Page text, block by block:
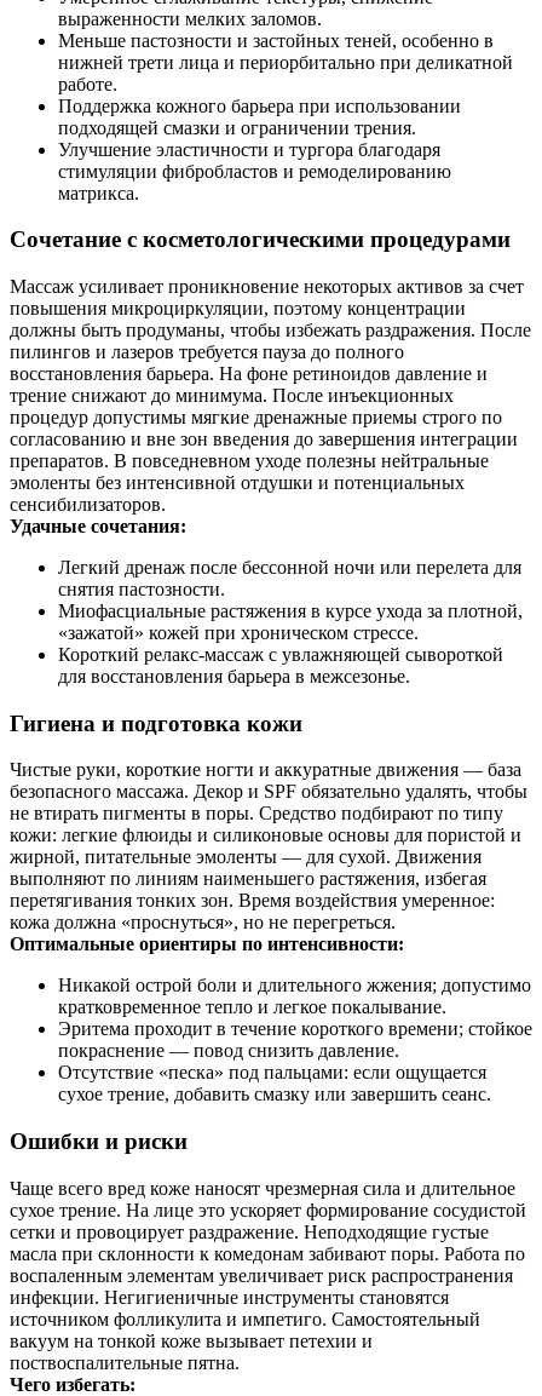
выраженности мелких заломов.
Меньше пастозности и застойных теней, особенно в
нижней трети лица и периорбитально при деликатной
работе.
Поддержка кожного барьера при использовании
подходящей смазки и ограничении трения.
Улучшение эластичности и тургора благодаря
стимуляции фибробластов и ремоделированию
матрикса.
Сочетание с косметологическими процедурами
Массаж усиливает проникновение некоторых активов за счет
повышения микроциркуляции, поэтому концентрации
должны быть продуманы, чтобы избежать раздражения. После
пилингов и лазеров требуется пауза до полного
восстановления барьера. На фоне ретиноидов давление и
трение снижают до минимума. После инъекционных
процедур допустимы мягкие дренажные приемы строго по
согласованию и вне зон введения до завершения интеграции
препаратов. В повседневном уходе полезны нейтральные
эмоленты без интенсивной отдушки и потенциальных
сенсибилизаторов.
Удачные сочетания:
Легкий дренаж после бессонной ночи или перелета для
снятия пастозности.
Миофасциальные растяжения в курсе ухода за плотной,
«зажатой» кожей при хроническом стрессе.
Короткий релакс‑массаж с увлажняющей сывороткой
для восстановления барьера в межсезонье.
Гигиена и подготовка кожи
Чистые руки, короткие ногти и аккуратные движения — база
безопасного массажа. Декор и SPF обязательно удалять, чтобы
не втирать пигменты в поры. Средство подбирают по типу
кожи: легкие флюиды и силиконовые основы для пористой и
жирной, питательные эмоленты — для сухой. Движения
выполняют по линиям наименьшего растяжения, избегая
перетягивания тонких зон. Время воздействия умеренное:
кожа должна «проснуться», но не перегреться.
Оптимальные ориентиры по интенсивности:
Никакой острой боли и длительного жжения; допустимо
кратковременное тепло и легкое покалывание.
Эритема проходит в течение короткого времени; стойкое
покраснение — повод снизить давление.
Отсутствие «песка» под пальцами: если ощущается
сухое трение, добавить смазку или завершить сеанс.
Ошибки и риски
Чаще всего вред коже наносят чрезмерная сила и длительное
сухое трение. На лице это ускоряет формирование сосудистой
сетки и провоцирует раздражение. Неподходящие густые
масла при склонности к комедонам забивают поры. Работа по
воспаленным элементам увеличивает риск распространения
инфекции. Негигиеничные инструменты становятся
источником фолликулита и импетиго. Самостоятельный
вакуум на тонкой коже вызывает петехии и
поствоспалительные пятна.
Чего избегать: